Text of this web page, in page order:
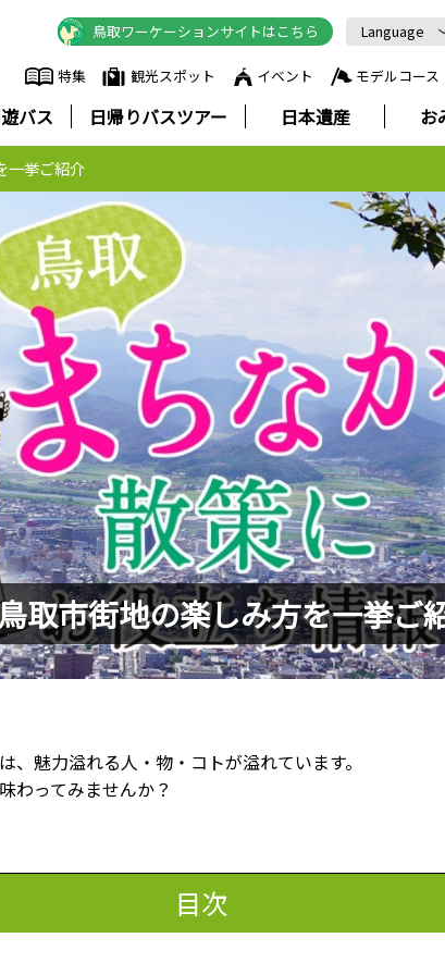
特集 観光スポット イベント モデルコース
Language
中文简体
中文繁體
한국어
ภาษาไทย
鳥取ワーケーションサイトはこちら
バス 日帰りバスツアー 日本遺産 お
一挙ご紹介
取市街地の楽しみ方を一挙ご
魅力溢れる人・物・コトが溢れています。
わってみませんか？
目次